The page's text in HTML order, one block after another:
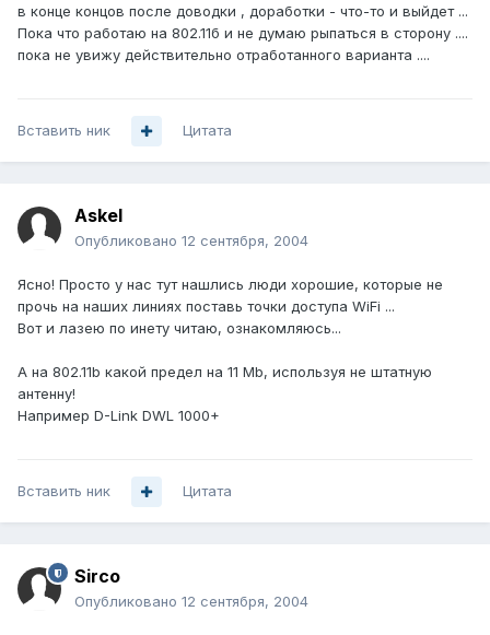
в конце концов после доводки , доработки - что-то и выйдет ...
Пока что работаю на 802.11б и не думаю рыпаться в сторону ....
пока не увижу действительно отработанного варианта ....
Вставить ник Цитата
Askel
Опубликовано 12 сентября, 2004
Ясно! Просто у нас тут нашлись люди хорошие, которые не
прочь на наших линиях поставь точки доступа WiFi ...
Вот и лазею по инету читаю, ознакомляюсь...
А на 802.11b какой предел на 11 Mb, используя не штатную
антенну!
Например D-Link DWL 1000+
Вставить ник Цитата
Sirco
Опубликовано 12 сентября, 2004